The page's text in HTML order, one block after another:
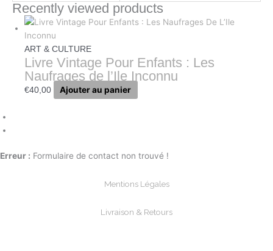
Recently viewed products
ART & CULTURE
Livre Vintage Pour Enfants : Les
Naufrages de l’Ile Inconnu
€40,00 Ajouter au panier
Erreur : Formulaire de contact non trouvé !
Mentions Légales
Livraison & Retours